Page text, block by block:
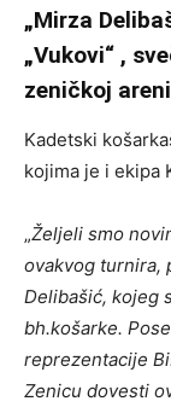
„Mirza
„Vukovi“ ,
zeničkoj
Kadetski
kojima je i ekipa
„Željeli smo
ovakvog turnira,
Delibašić, kojeg
bh.košarke.
reprezentacije
Zenicu dovesti